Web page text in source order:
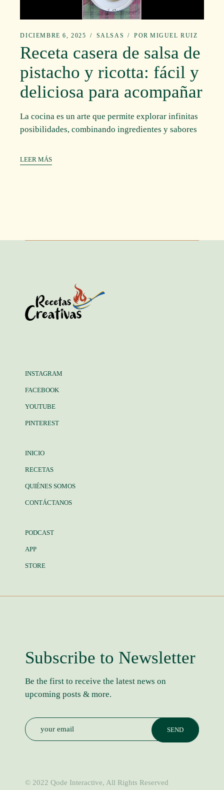
DICIEMBRE 6, 2025 SALSAS POR MIGUEL RUIZ
Receta casera de salsa de
pistacho y ricotta: fácil y
deliciosa para acompañar
La cocina es un arte que permite explorar infinitas
posibilidades, combinando ingredientes y sabores
LEER MÁS
INSTAGRAM
FACEBOOK
YOUTUBE
PINTEREST
INICIO
RECETAS
QUIÉNES SOMOS
CONTÁCTANOS
PODCAST
APP
STORE
Subscribe to Newsletter
Be the first to receive the latest news on
upcoming posts & more.
© 2022 Qode Interactive, All Rights Reserved